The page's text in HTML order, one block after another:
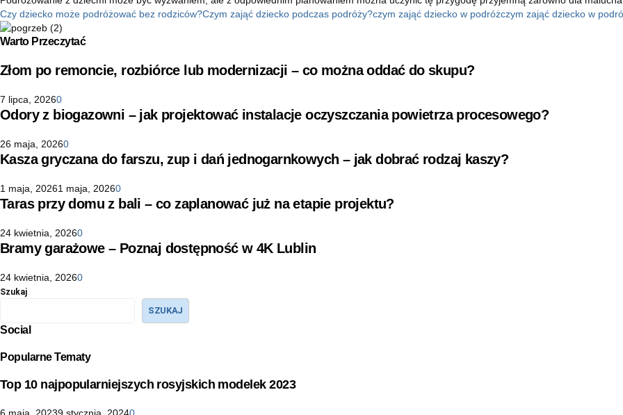
Czy dziecko może podróżować bez rodziców?Czym zająć dziecko podczas podróży?czym zająć dziecko w podróżczym zająć dziecko w
Warto Przeczytać
Złom po remoncie, rozbiórce lub modernizacji – co można oddać do skupu?
7 lipca, 20260
Odory z biogazowni – jak projektować instalacje oczyszczania powietrza procesowego?
26 maja, 20260
Kasza gryczana do farszu, zup i dań jednogarnkowych – jak dobrać rodzaj kaszy?
1 maja, 20261 maja, 20260
Taras przy domu z bali – co zaplanować już na etapie projektu?
24 kwietnia, 20260
Bramy garażowe – Poznaj dostępność w 4K Lublin
24 kwietnia, 20260
Szukaj
SZUKAJ
Social
Popularne Tematy
Top 10 najpopularniejszych rosyjskich modelek 2023